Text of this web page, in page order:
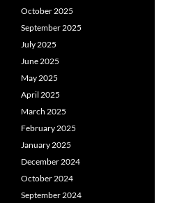
October 2025
September 2025
July 2025
June 2025
May 2025
April 2025
March 2025
February 2025
January 2025
December 2024
October 2024
September 2024